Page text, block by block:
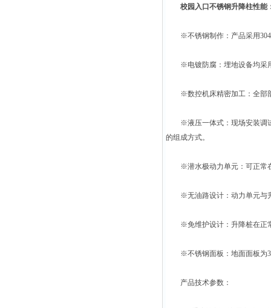
校园入口不锈钢升降柱性能
※不锈钢制作：产品采用304
※电镀防腐：埋地设备均采用
※数控机床精密加工：全部部
※液压一体式：现场安装调试
的组成方式。
※潜水极动力单元：可正常在
※无油路设计：动力单元与升
※免维护设计：升降桩在正常
※不锈钢面板：地面面板为
产品技术参数：